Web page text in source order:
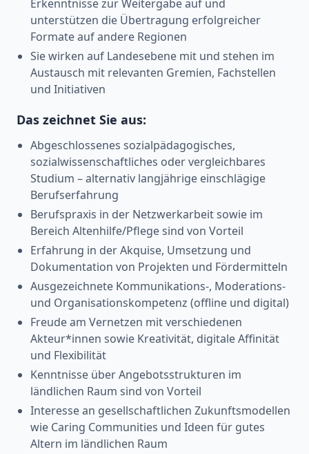
Erkenntnisse zur Weitergabe auf und
unterstützen die Übertragung erfolgreicher
Formate auf andere Regionen
Sie wirken auf Landesebene mit und stehen im
Austausch mit relevanten Gremien, Fachstellen
und Initiativen
Das zeichnet Sie aus:
Abgeschlossenes sozialpädagogisches,
sozialwissenschaftliches oder vergleichbares
Studium – alternativ langjährige einschlägige
Berufserfahrung
Berufspraxis in der Netzwerkarbeit sowie im
Bereich Altenhilfe/Pflege sind von Vorteil
Erfahrung in der Akquise, Umsetzung und
Dokumentation von Projekten und Fördermitteln
Ausgezeichnete Kommunikations-, Moderations-
und Organisationskompetenz (offline und digital)
Freude am Vernetzen mit verschiedenen
Akteur*innen sowie Kreativität, digitale Affinität
und Flexibilität
Kenntnisse über Angebotsstrukturen im
ländlichen Raum sind von Vorteil
Interesse an gesellschaftlichen Zukunftsmodellen
wie Caring Communities und Ideen für gutes
Altern im ländlichen Raum